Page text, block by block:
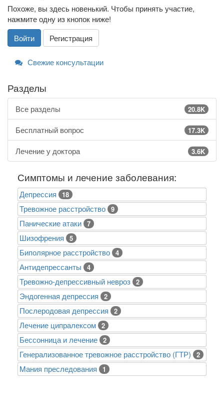
Похоже, вы здесь новенький. Чтобы принять участие,
нажмите одну из кнопок ниже!
Войти
Регистрация
Свежие консультации
Разделы
Все разделы 20.8K
Бесплатный вопрос 17.3K
Лечение у доктора 3.6K
Симптомы и лечение заболевания:
Депрессия 18
Тревожное расстройство 9
Панические атаки 7
Шизофрения 5
Биполярное расстройство 4
Антидепрессанты 4
Тревожно-депрессивный невроз 2
Эндогенная депрессия 2
Послеродовая депрессия 2
Лечение ципралексом 2
Бессонница и лечение 2
Генерализованное тревожное расстройство (ГТР) 2
Mания преследования 1